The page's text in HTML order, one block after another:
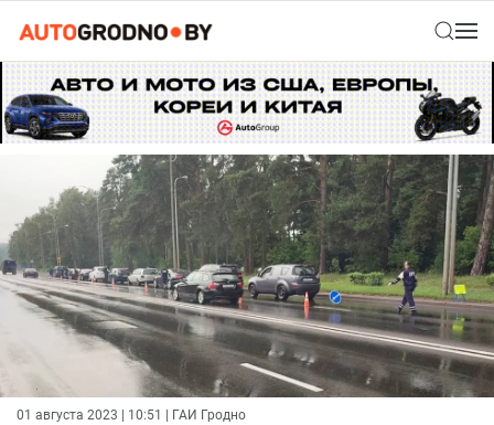
01 августа 2023 | 10:51 | ГАИ Гродно